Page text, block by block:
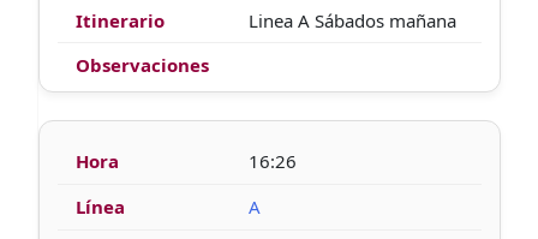
Linea A Sábados mañana
16:26
A